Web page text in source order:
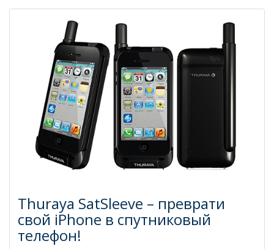
Thuraya SatSleeve – преврати
свой iPhone в спутниковый
телефон!